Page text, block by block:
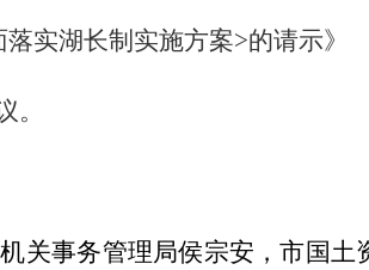
实湖长制实施方案>的请示》
关事务管理局侯宗安，市国土